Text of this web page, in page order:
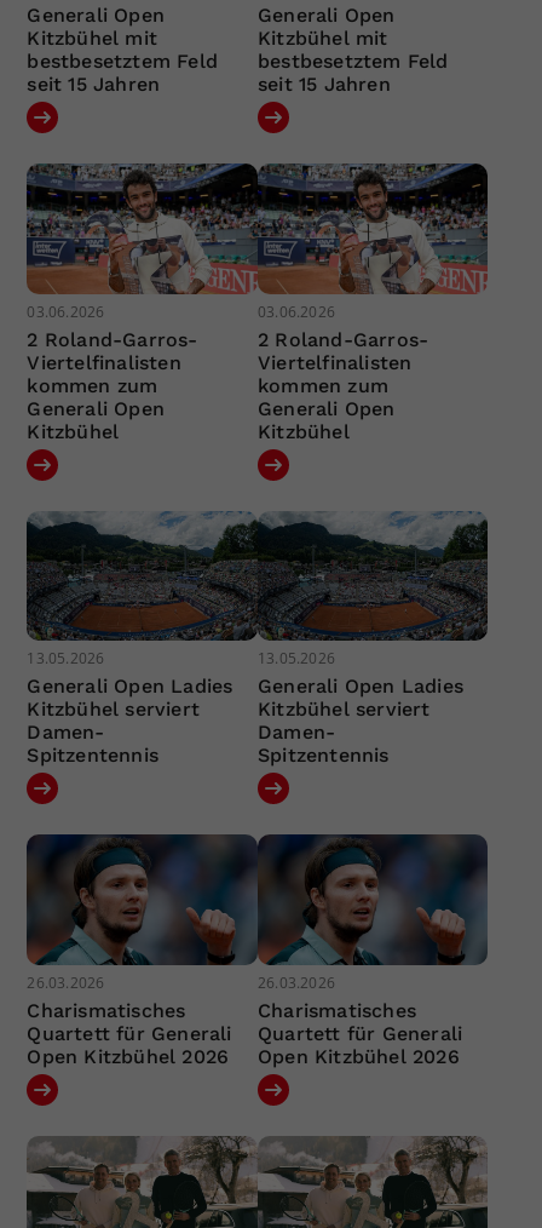
Generali Open
Kitzbühel mit
bestbesetztem Feld
seit 15 Jahren
Generali Open
Kitzbühel mit
bestbesetztem Feld
seit 15 Jahren
03.06.2026
2 Roland-Garros-
Viertelfinalisten
kommen zum
Generali Open
Kitzbühel
03.06.2026
2 Roland-Garros-
Viertelfinalisten
kommen zum
Generali Open
Kitzbühel
13.05.2026
Generali Open Ladies
Kitzbühel serviert
Damen-
Spitzentennis
13.05.2026
Generali Open Ladies
Kitzbühel serviert
Damen-
Spitzentennis
26.03.2026
Charismatisches
Quartett für Generali
Open Kitzbühel 2026
26.03.2026
Charismatisches
Quartett für Generali
Open Kitzbühel 2026